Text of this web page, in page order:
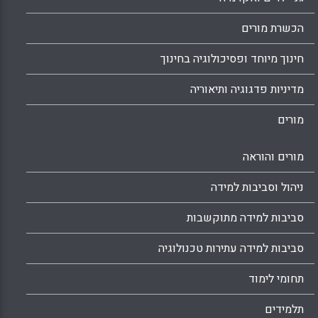
הכשרת מורים
חינוך מיוחד ופסיכולוגיה בחינוך
מדיניות פדגוגיה ותיאוריה
מורים
מורים והוראה
ניהול וסביבות למידה
סביבות למידה מתוקשבות
סביבות למידה עתירות טכנולוגיה
תחומי לימוד
תלמידים